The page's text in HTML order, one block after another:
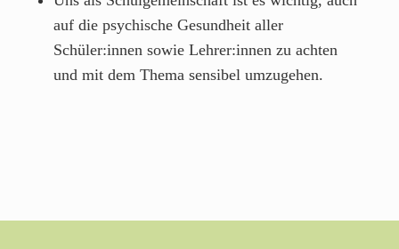
auf die psychische Gesundheit aller
Schüler:innen sowie Lehrer:innen zu achten
und mit dem Thema sensibel umzugehen.